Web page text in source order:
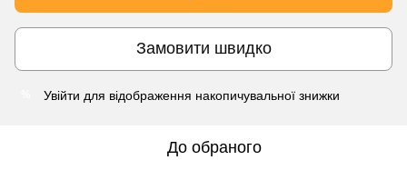
Замовити швидко
Увійти для відображення накопичувальної знижки
До обраного